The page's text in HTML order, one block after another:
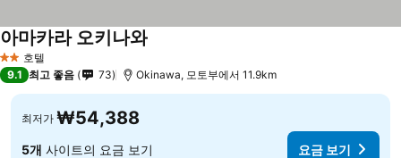
2 성급호텔
아마카라 오키나와
9.1 최고 좋음 73 Okinawa, 모토부에서 11.9km
최저가 ₩54,388
5개 사이트의 요금 보기 요금 보기